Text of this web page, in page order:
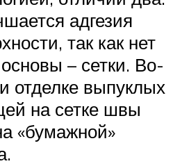
адгезия
так как нет
– сетки. Во-
отделке выпуклых
на сетке швы
«бумажной»